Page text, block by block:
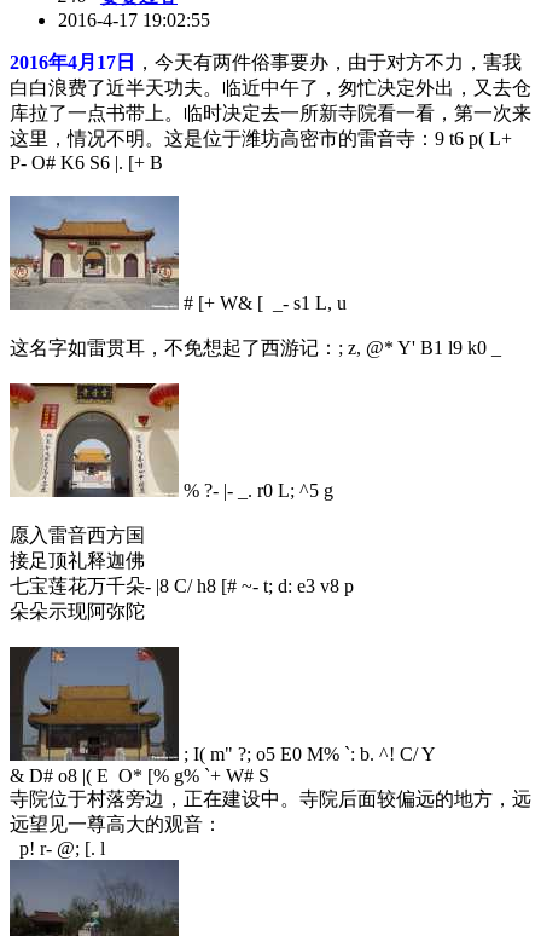
2016-4-17 19:02:55
2016年4月17日
，今天有两件俗事要办，由于对方不力，害我
白白浪费了近半天功夫。临近中午了，匆忙决定外出，又去仓
库拉了一点书带上。临时决定去一所新寺院看一看，第一次来
这里，情况不明。这是位于潍坊高密市的雷音寺： 9 t6 p( L+
P- O# K6 S6 |. [+ B
# [+ W& [ _- s1 L, u
这名字如雷贯耳，不免想起了西游记： ; z, @* Y' B1 l9 k0 _
% ?- |- _. r0 L; ^5 g
愿入雷音西方国
接足顶礼释迦佛
七宝莲花万千朵- |8 C/ h8 [# ~- t; d: e3 v8 p
朵朵示现阿弥陀
; I( m" ?; o5 E0 M% `: b. ^! C/ Y
& D# o8 |( E O* [% g% `+ W# S
寺院位于村落旁边，正在建设中。寺院后面较偏远的地方，远
远望见一尊高大的观音：
p! r- @; [. l